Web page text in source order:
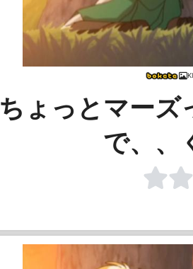
ちょっとマーズ
で、、